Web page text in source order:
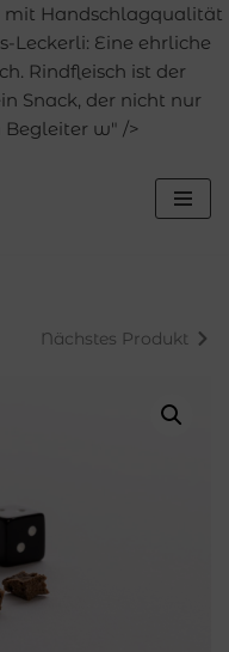
mit Handschlagqualität
Leckerli: Eine ehrliche
Rindfleisch ist der
Snack, der nicht nur
Begleiter w" />
Nächstes Produkt